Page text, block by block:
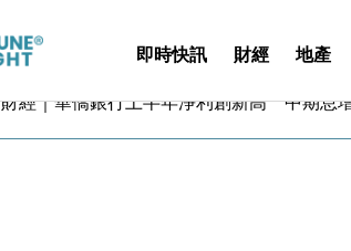
即時快訊 財經 地產
財經｜華僑銀行上半年淨利創新高 中期息